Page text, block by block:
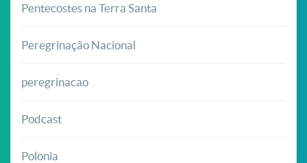
Pentecostes na Terra Santa
Peregrinação Nacional
peregrinacao
Podcast
Polonia